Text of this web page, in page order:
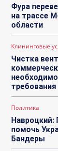
Фура
на трассе
области
Клининговые
Чистка
требования
Политика
помочь
Бандеры